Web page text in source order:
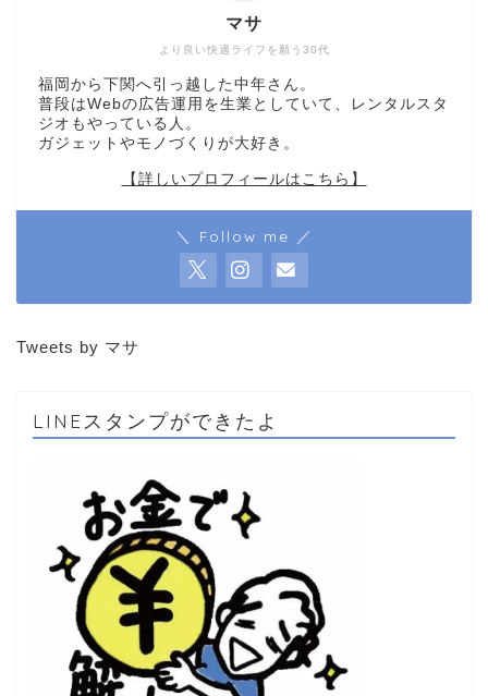
より良い快適ライフを願う30代
マサ
福岡から下関へ引っ越した中年さん。
普段はWebの広告運用を生業としていて、レンタルスタ
ジオもやっている人。
ガジェットやモノづくりが大好き。
【詳しいプロフィールはこちら】
＼ Follow me ／
Tweets by マサ
LINEスタンプができたよ